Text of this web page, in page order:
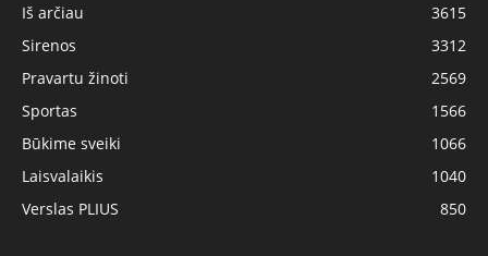
Iš arčiau
3615
Sirenos
3312
Pravartu žinoti
2569
Sportas
1566
Būkime sveiki
1066
Laisvalaikis
1040
Verslas PLIUS
850